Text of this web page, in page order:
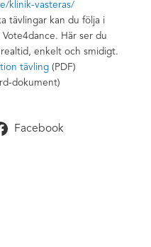
klinik-vasteras/
tävlingar kan du följa i
Här ser du
enkelt och smidigt.
tävling(PDF)
dokument)
Facebook